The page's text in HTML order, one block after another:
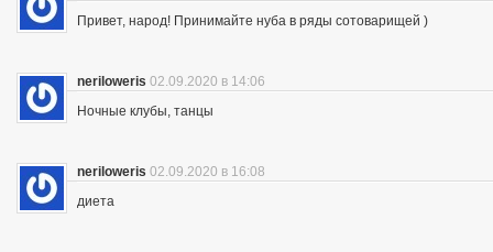
Привет, народ! Принимайте нуба в ряды сотоварищей )
neriloweris 02.09.2020 в 14:06
Ночные клубы, танцы
neriloweris 02.09.2020 в 16:08
диета